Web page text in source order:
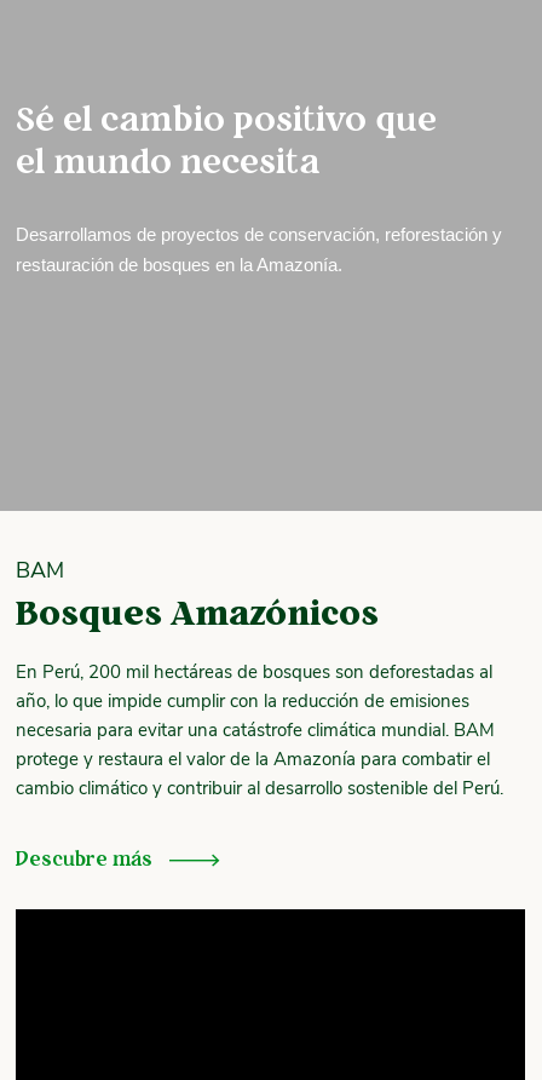
Sé el cambio positivo que
el mundo necesita
Desarrollamos de proyectos de conservación, reforestación y
restauración de bosques en la Amazonía.
BAM
Bosques Amazónicos
En Perú, 200 mil hectáreas de bosques son deforestadas al
año, lo que impide cumplir con la reducción de emisiones
necesaria para evitar una catástrofe climática mundial. BAM
protege y restaura el valor de la Amazonía para combatir el
cambio climático y contribuir al desarrollo sostenible del Perú.
Descubre más